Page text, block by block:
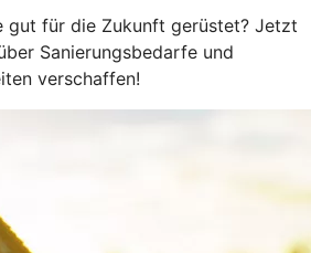
gut für die Zukunft gerüstet? Jetzt
Sanierungsbedarfe und
verschaffen!